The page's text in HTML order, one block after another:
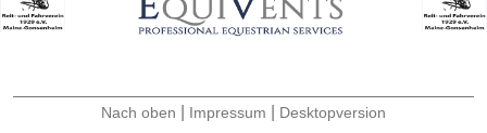
Nach oben Impressum Desktopversion